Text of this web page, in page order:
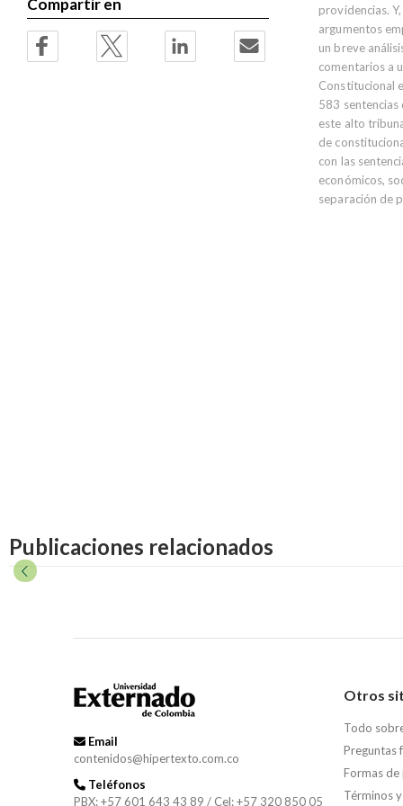
providencias.
argumentos
un breve
comentarios a
Constitucional
583 sentencias
este alto
de
con las
económicos,
separación de
Compartir en
Publicaciones relacionados
Email
contenidos@hipertexto.com.co
Teléfonos
PBX: +57 601 643 43 89 / Cel: +57 320 850 05
Otros
Todo
Preguntas
Formas de
Términos